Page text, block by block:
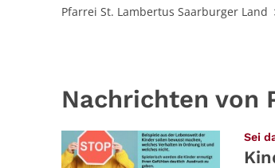
Pfarrei St. Lambertus Saarburger Land
Nachrichten von
Sei